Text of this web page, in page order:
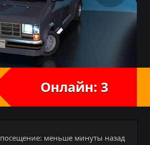
Онлайн: 3
меньше минуты назад